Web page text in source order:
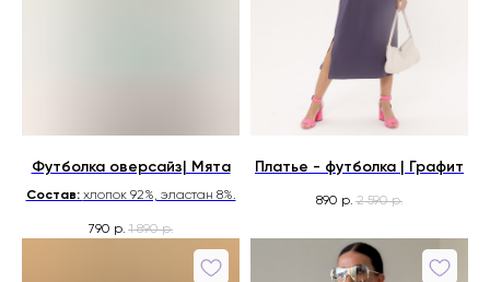
Футболка оверсайз| Мята
Состав: хлопок 92%, эластан 8%.
790 р. 1 890 р.
Платье - футболка | Графит
890 р. 2 590 р.